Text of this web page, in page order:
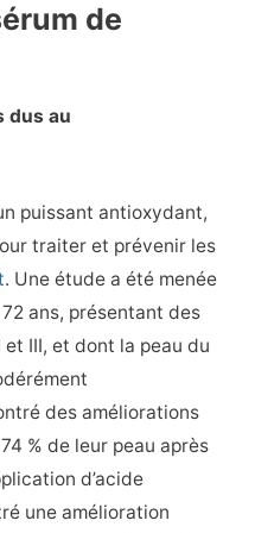
de
dus au
puissant antioxydant,
traiter et prévenir les
. Une étude a été menée
ans, présentant des
III, et dont la peau du
des améliorations
% de leur peau après
d’acide
une amélioration